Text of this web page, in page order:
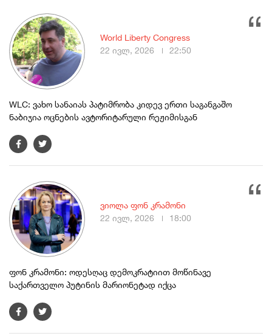
WLC: ვახო სანაიას პატიმრობა კიდევ ერთი საგანგაშო
ნაბიჯია ოცნების ავტორიტარული რეჟიმისგან
World Liberty Congress
22 ივლ, 2026
22:50
ფონ კრამონი: ოდესღაც დემოკრატიით მოწინავე
საქართველო პუტინის მარიონეტად იქცა
ვიოლა ფონ კრამონი
22 ივლ, 2026
18:00